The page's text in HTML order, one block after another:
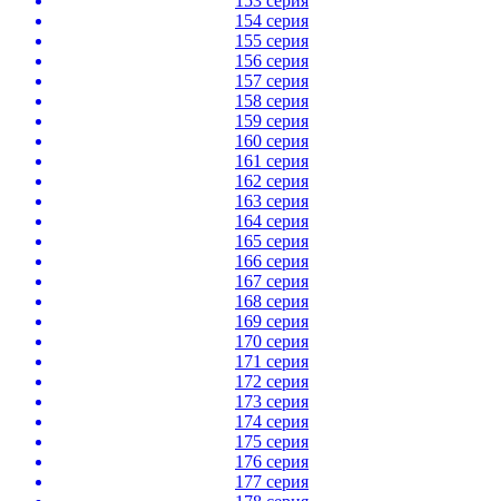
154 серия
155 серия
156 серия
157 серия
158 серия
159 серия
160 серия
161 серия
162 серия
163 серия
164 серия
165 серия
166 серия
167 серия
168 серия
169 серия
170 серия
171 серия
172 серия
173 серия
174 серия
175 серия
176 серия
177 серия